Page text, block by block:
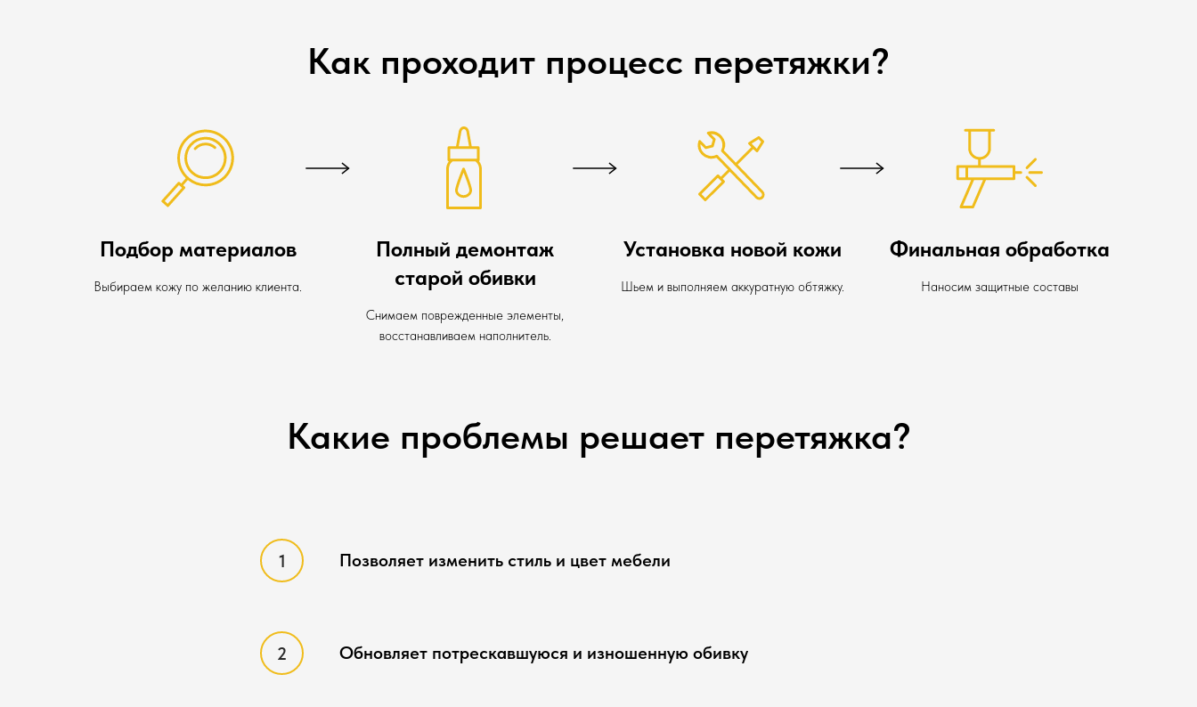
Как проходит процесс перетяжки?
Подбор материалов
Выбираем кожу по желанию клиента.
Полный демонтаж
старой обивки
Снимаем поврежденные элементы,
восстанавливаем наполнитель.
Установка новой кожи
Шьем и выполняем аккуратную обтяжку.
Финальная обработка
Наносим защитные составы
Какие проблемы решает перетяжка?
Позволяет изменить стиль и цвет мебели
Обновляет потрескавшуюся и изношенную обивку